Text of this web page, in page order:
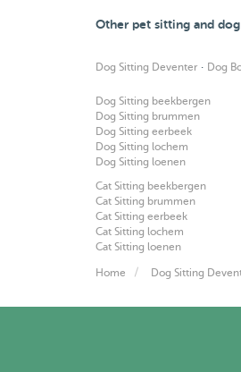
Other pet sitting and
Dog Sitting Deventer · Dog
Dog Sitting beekbergen
Dog Sitting brummen
Dog Sitting eerbeek
Dog Sitting lochem
Dog Sitting loenen
Cat Sitting beekbergen
Cat Sitting brummen
Cat Sitting eerbeek
Cat Sitting lochem
Cat Sitting loenen
Home Dog Sitting